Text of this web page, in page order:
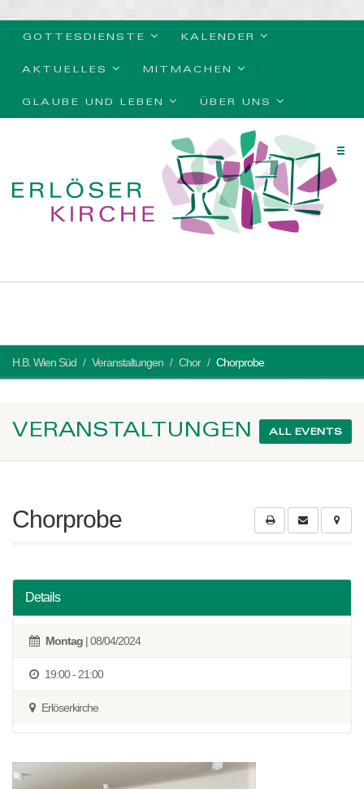
GOTTESDIENSTE KALENDER
AKTUELLES MITMACHEN
GLAUBE UND LEBEN ÜBER UNS
H.B. Wien Süd Veranstaltungen Chor Chorprobe
VERANSTALTUNGEN ALL EVENTS
Chorprobe
Details
Montag | 08/04/2024
19:00 - 21:00
Erlöserkirche